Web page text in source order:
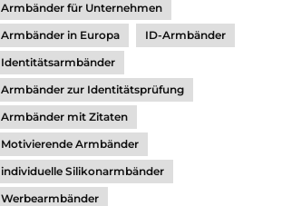
Armbänder für Unternehmen
Armbänder in Europa
ID-Armbänder
Identitätsarmbänder
Armbänder zur Identitätsprüfung
Armbänder mit Zitaten
Motivierende Armbänder
individuelle Silikonarmbänder
Werbearmbänder